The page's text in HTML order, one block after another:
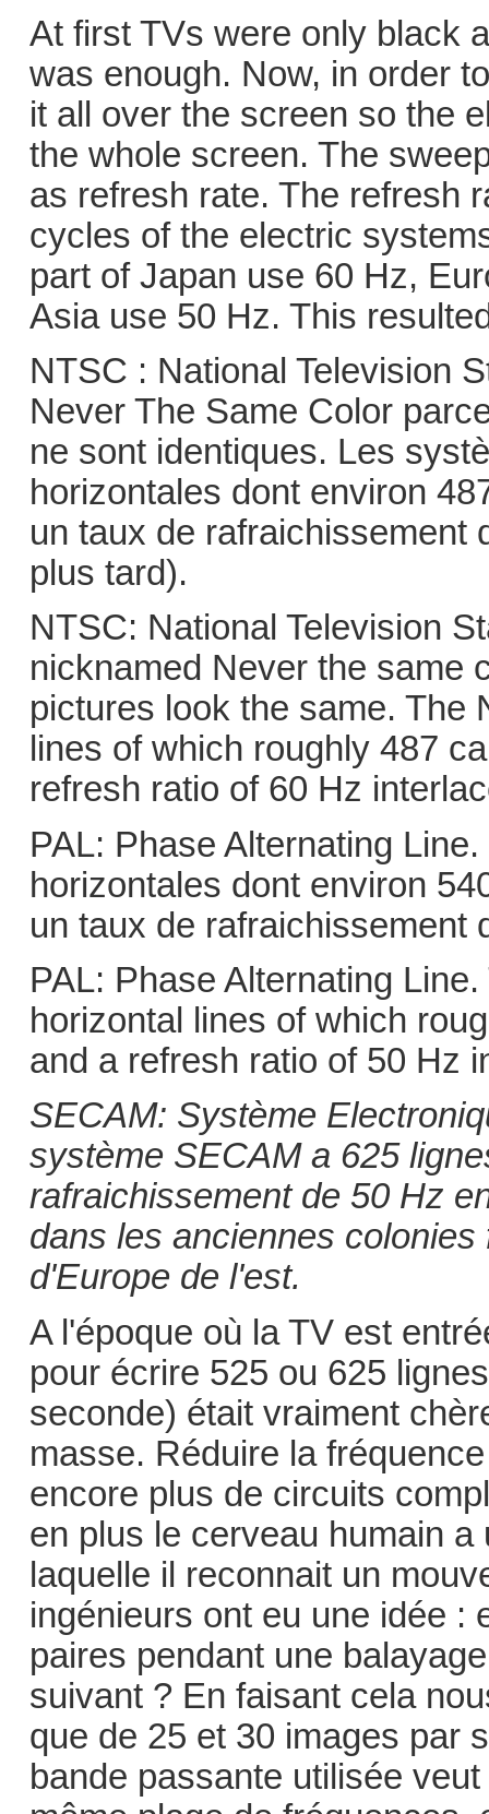
At first TVs were only black
was enough. Now, in order
it all over the screen so the
the whole screen. The
as refresh rate. The refresh
cycles of the electric
part of Japan use 60 Hz,
Asia use 50 Hz. This
NTSC : National Television
Never The Same Color
ne sont identiques. Les
horizontales dont environ
un taux de rafraichissement
plus tard).
NTSC: National Television
nicknamed Never the same
pictures look the same. The
lines of which roughly 487
refresh ratio of 60 Hz
PAL: Phase Alternating
horizontales dont environ
un taux de rafraichissement
PAL: Phase Alternating
horizontal lines of which
and a refresh ratio of 50 Hz
SECAM: Système
système SECAM a 625
rafraichissement de 50 Hz
dans les anciennes
d'Europe de l'est.
A l'époque où la TV est
pour écrire 525 ou 625
seconde) était vraiment
masse. Réduire la
encore plus de circuits
en plus le cerveau humain
laquelle il reconnait un
ingénieurs ont eu une idée :
paires pendant une
suivant ? En faisant cela
que de 25 et 30 images par
bande passante utilisée